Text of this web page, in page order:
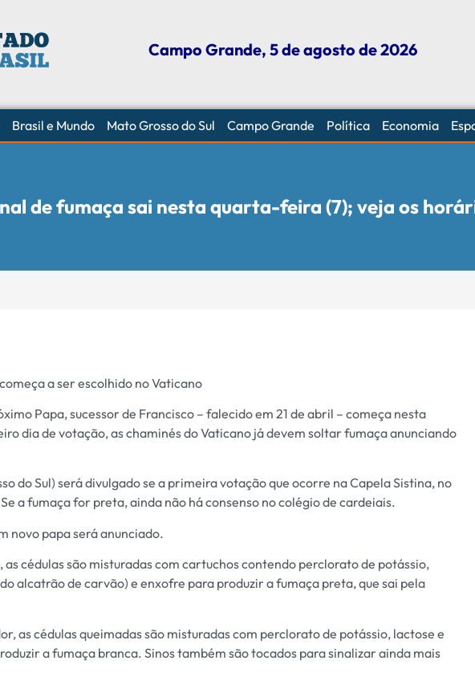
Campo Grande, 5 de agosto de 2026
Brasil e Mundo Mato Grosso do Sul Campo Grande Política Economia
de fumaça sai nesta quarta-feira (7); veja os
a ser escolhido no Vaticano
Papa, sucessor de Francisco – falecido em 21 de abril – começa nesta
dia de votação, as chaminés do Vaticano já devem soltar fumaça anunciando
do Sul) será divulgado se a primeira votação que ocorre na Capela Sistina, no
a fumaça for preta, ainda não há consenso no colégio de cardeiais.
novo papa será anunciado.
as cédulas são misturadas com cartuchos contendo perclorato de potássio,
alcatrão de carvão) e enxofre para produzir a fumaça preta, que sai pela
as cédulas queimadas são misturadas com perclorato de potássio, lactose e
a fumaça branca. Sinos também são tocados para sinalizar ainda mais